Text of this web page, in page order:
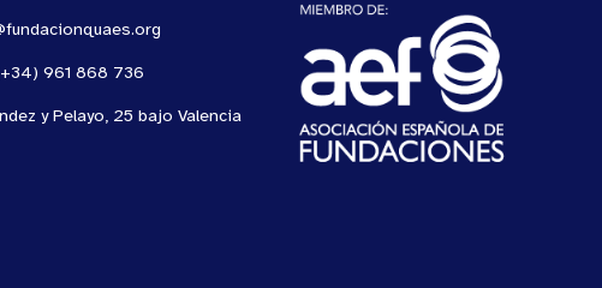
961 868 736
y Pelayo, 25 bajo Valencia